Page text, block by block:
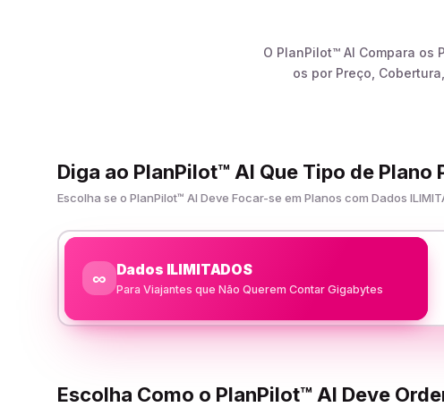
O PlanPilot™ AI Compara os
os por Preço,
Diga ao PlanPilot™ AI Que Tipo de Plano
Escolha se o PlanPilot™ AI Deve Focar-se em Planos com Dados
∞ Dados ILIMITADOS
Para Viajantes que Não Querem Contar Gigabytes
Escolha Como o PlanPilot™ AI Deve